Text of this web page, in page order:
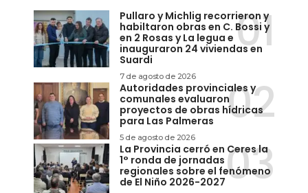
Pullaro y Michlig recorrieron y
habiltaron obras en C. Bossi y
en 2 Rosas y La legua e
inauguraron 24 viviendas en
Suardi
7 de agosto de 2026
Autoridades provinciales y
comunales evaluaron
proyectos de obras hídricas
para Las Palmeras
5 de agosto de 2026
La Provincia cerró en Ceres la
1° ronda de jornadas
regionales sobre el fenómeno
de El Niño 2026-2027